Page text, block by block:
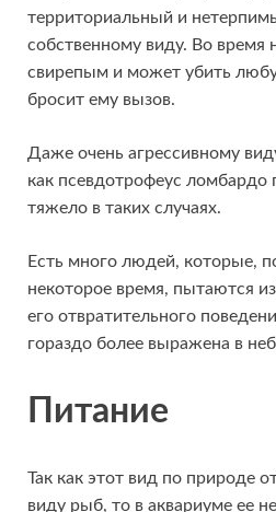
территориальный и
собственному виду. Во время
свирепым и может убить
бросит ему вызов.
Даже очень агрессивному
как псевдотрофеус ломбардо
тяжело в таких случаях.
Есть много людей, которые,
некоторое время, пытаются
его отвратительного
гораздо более выражена в
Питание
Так как этот вид по природе
виду рыб, то в аквариуме ее